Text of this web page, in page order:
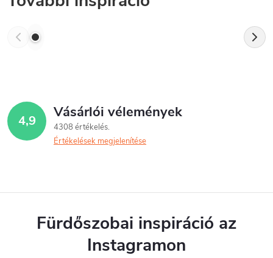
4,9 Vásárlói vélemények
4308 értékelés
Értékelések megjelenítése
Fürdőszobai inspiráció az
Instagramon